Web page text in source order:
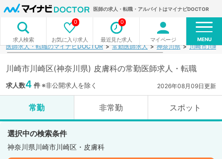
医師の求人・転職・アルバイトはマイナビDOCTOR
求人検索 お気に入り求人
0
最近見た求人
0
マイページ MENU
医師求人・転職のマイナビDOCTOR 常勤医師求人 神奈川県 川崎市川崎
川崎市川崎区(神奈川県) 皮膚科の常勤医師求人・転職
求人数4 件※非公開求人を除く 2026年08月09日更新
常勤 非常勤 スポット
選択中の検索条件
神奈川県川崎市川崎区・皮膚科